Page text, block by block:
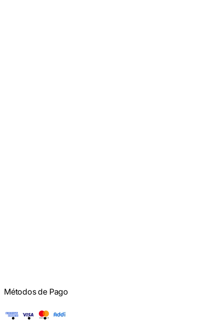
Métodos de Pago
American Express
Visa Mastercard